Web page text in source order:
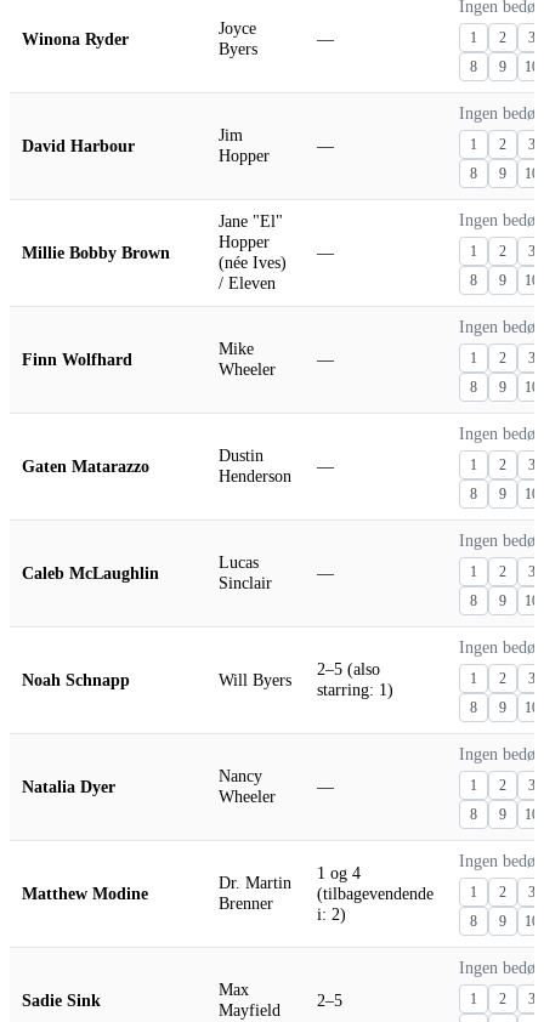
Winona Ryder
Joyce
Byers
—
Ingen
1 2
3
8
9 10
David Harbour
Jim
Hopper
—
Ingen
1 2
3
8
9 10
Millie Bobby Brown
Jane "El"
Hopper
(née Ives)
/ Eleven
—
Ingen
1 2
3
8
9 10
Finn Wolfhard
Mike
Wheeler
—
Ingen
1 2
3
8
9 10
Gaten Matarazzo
Dustin
Henderson
—
Ingen
1 2
3
8
9 10
Caleb McLaughlin
Lucas
Sinclair
—
Ingen
1 2
3
8
9 10
Noah Schnapp Will Byers
2–5 (also
starring: 1)
Ingen
1 2
3
8
9 10
Natalia Dyer
Nancy
Wheeler
—
Ingen
1 2
3
8
9 10
Matthew Modine
Dr. Martin
Brenner
1 og 4
(tilbagevendende
i: 2)
Ingen
1 2
3
8
9 10
Sadie Sink
Max
Mayfield
2–5
Ingen
1 2
3